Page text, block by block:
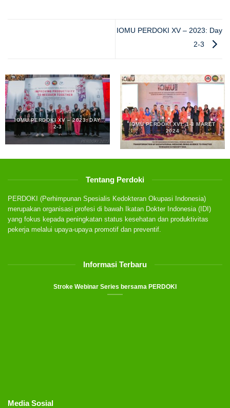
IOMU PERDOKI XV – 2023: Day
2-3
IOMU PERDOKI XV – 2023: DAY
2-3
IOMU PERDOKI XVI: 1-3 MARET
2024
Tentang Perdoki
PERDOKI (Perhimpunan Spesialis Kedokteran Okupasi Indonesia)
merupakan organisasi profesi di bawah Ikatan Dokter Indonesia (IDI)
yang fokus kepada peningkatan status kesehatan dan produktivitas
pekerja melalui upaya-upaya promotif dan preventif.
Informasi Terbaru
Stroke Webinar Series bersama PERDOKI
Media Sosial